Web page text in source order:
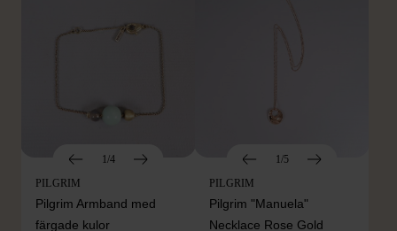
1/4
PILGRIM
Pilgrim Armband med
färgade kulor
1/5
PILGRIM
Pilgrim "Manuela"
Necklace Rose Gold